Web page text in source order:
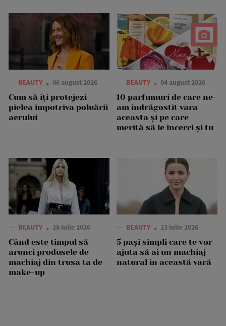
— BEAUTY 06 august 2026
Cum să îți protejezi
pielea împotriva poluării
aerului
— BEAUTY 04 august 2026
10 parfumuri de care ne-
am îndrăgostit vara
aceasta și pe care
merită să le încerci și tu
— BEAUTY 28 iulie 2026
Când este timpul să
arunci produsele de
machiaj din trusa ta de
make-up
— BEAUTY 23 iulie 2026
5 pași simpli care te vor
ajuta să ai un machiaj
natural în această vară